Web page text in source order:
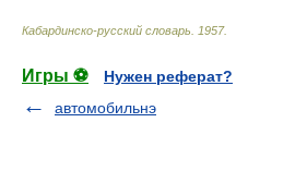
Кабардинско-русский словарь 1957.
Игры ⚽
Нужен реферат?
автомобильнэ